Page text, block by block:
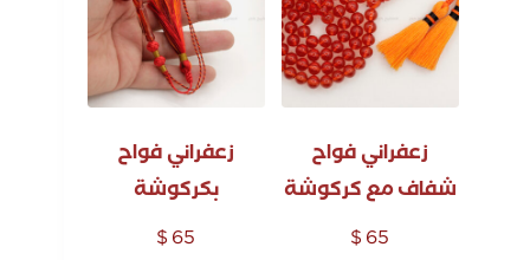
زعفراني فواح
شفاف مع كركوشة
$65
زعفراني فواح
بكركوشة
$65